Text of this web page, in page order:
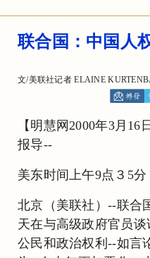
联合国：中国人
文/美联社记者 ELAINE
【明慧网2000年3月
报导--
美东时间上午9点３5分
北京（美联社）--联合
天在与高级政府官员
公民和政治权利--如言